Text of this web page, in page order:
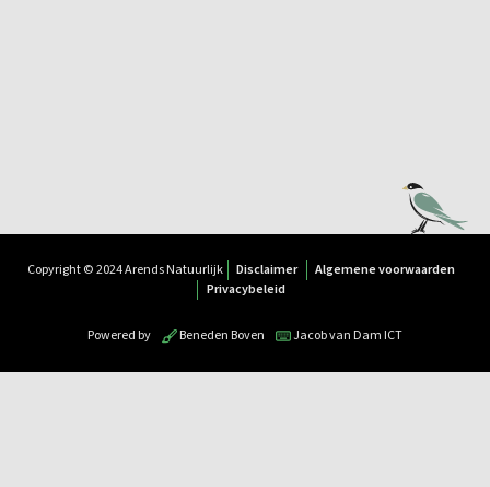
Copyright © 2024 Arends Natuurlijk Disclaimer
Algemene voorwaarden
Privacybeleid
Powered by Beneden Boven Jacob van Dam ICT